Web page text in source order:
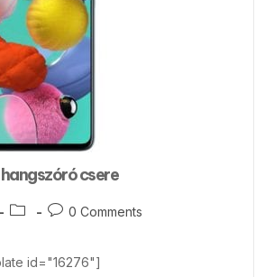
csere
0 Comments
id="16276"]